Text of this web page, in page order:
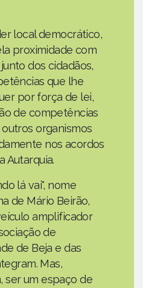
local democrático,
proximidade com
dos cidadãos,
que lhe
por força de lei,
de competências
organismos
nos acordos
Autarquia.
lá vai", nome
de Mário Beirão,
amplificador
de
de Beja e das
Mas,
ser um espaço de